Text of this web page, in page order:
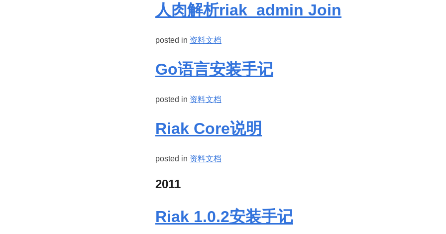
人肉解析riak_admin Join
posted in 资料文档
Go语言安装手记
posted in 资料文档
Riak Core说明
posted in 资料文档
2011
Riak 1.0.2安装手记